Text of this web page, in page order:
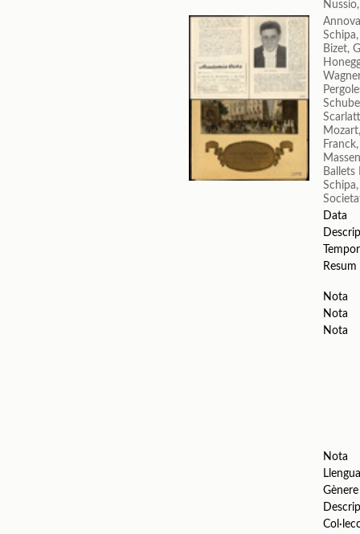
Bizet,
Ballets
Data
Resum
Nota
Nota
Nota
Nota
Gènere